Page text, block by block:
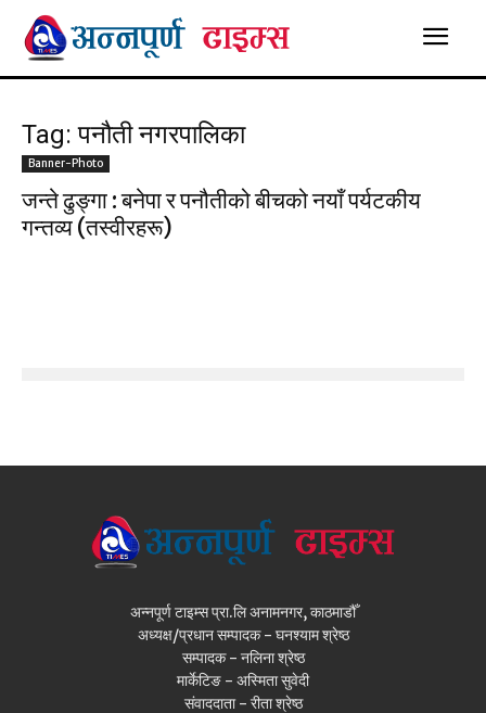
Tag: पनौती नगरपालिका
Banner-Photo
जन्ते ढुङ्गा : बनेपा र पनौतीको बीचको नयाँ पर्यटकीय
गन्तव्य (तस्वीरहरू)
अन्नपूर्ण टाइम्स प्रा.लि अनामनगर, काठमाडौँ
अध्यक्ष/प्रधान सम्पादक - घनश्याम श्रेष्ठ
सम्पादक - नलिना श्रेष्ठ
मार्केटिङ - अस्मिता सुवेदी
संवाददाता - रीता श्रेष्ठ